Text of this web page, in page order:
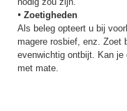
• Zoetigheden
Als beleg opteert u bij
magere rosbief, enz. Zoet
evenwichtig ontbijt. Kan je
met mate.